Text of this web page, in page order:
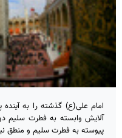
امام علی(ع) گذشته را به
آلایش وابسته به فطرت سلیم
پیوسته به فطرت سلیم و منطق